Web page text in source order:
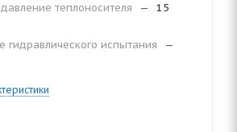
теплоносителя
—
15
гидравлического испытания
—